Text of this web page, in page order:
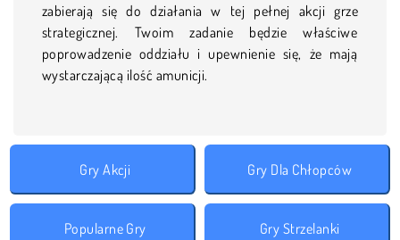
zabierają się do działania w tej pełnej akcji grze
strategicznej. Twoim zadanie będzie właściwe
poprowadzenie oddziału i upewnienie się, że mają
wystarczającą ilość amunicji.
Gry Akcji Gry Dla Chłopców
Popularne Gry Gry Strzelanki